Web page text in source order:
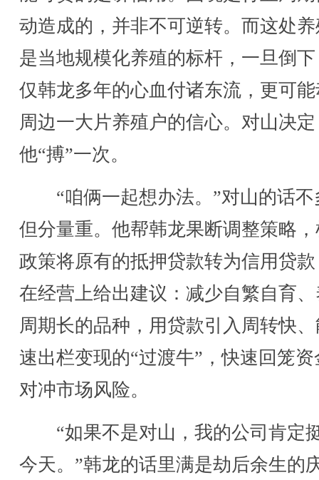
动造成的，并非不可逆转。而这处
是当地规模化养殖的标杆，一旦倒
仅韩龙多年的心血付诸东流，更可
周边一大片养殖户的信心。对山决
他“搏”一次。
“咱俩一起想办法。”对山的话不
但分量重。他帮韩龙果断调整策略
政策将原有的抵押贷款转为信用贷
在经营上给出建议：减少自繁自育
周期长的品种，用贷款引入周转快
速出栏变现的“过渡牛”，快速回笼资
对冲市场风险。
“如果不是对山，我的公司肯定
今天。”韩龙的话里满是劫后余生的